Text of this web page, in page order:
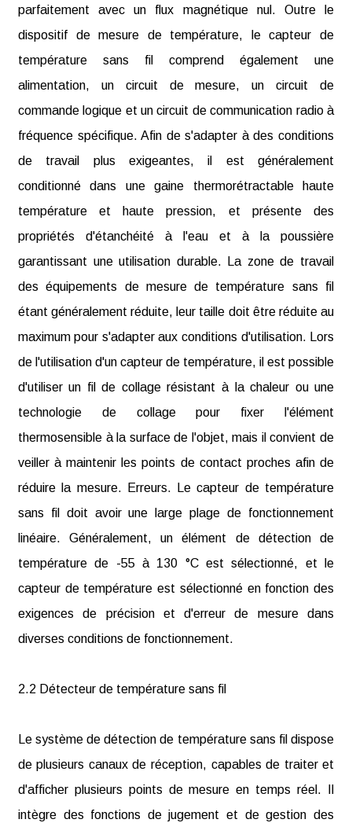
parfaitement avec un flux magnétique nul. Outre le
dispositif de mesure de température, le capteur de
température sans fil comprend également une
alimentation, un circuit de mesure, un circuit de
commande logique et un circuit de communication radio à
fréquence spécifique. Afin de s'adapter à des conditions
de travail plus exigeantes, il est généralement
conditionné dans une gaine thermorétractable haute
température et haute pression, et présente des
propriétés d'étanchéité à l'eau et à la poussière
garantissant une utilisation durable. La zone de travail
des équipements de mesure de température sans fil
étant généralement réduite, leur taille doit être réduite au
maximum pour s'adapter aux conditions d'utilisation. Lors
de l'utilisation d'un capteur de température, il est possible
d'utiliser un fil de collage résistant à la chaleur ou une
technologie de collage pour fixer l'élément
thermosensible à la surface de l'objet, mais il convient de
veiller à maintenir les points de contact proches afin de
réduire la mesure. Erreurs. Le capteur de température
sans fil doit avoir une large plage de fonctionnement
linéaire. Généralement, un élément de détection de
température de -55 à 130 °C est sélectionné, et le
capteur de température est sélectionné en fonction des
exigences de précision et d'erreur de mesure dans
diverses conditions de fonctionnement.
2.2 Détecteur de température sans fil
Le système de détection de température sans fil dispose
de plusieurs canaux de réception, capables de traiter et
d'afficher plusieurs points de mesure en temps réel. Il
intègre des fonctions de jugement et de gestion des